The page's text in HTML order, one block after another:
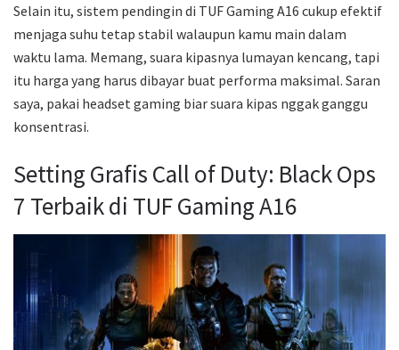
Selain itu, sistem pendingin di TUF Gaming A16 cukup efektif
menjaga suhu tetap stabil walaupun kamu main dalam
waktu lama. Memang, suara kipasnya lumayan kencang, tapi
itu harga yang harus dibayar buat performa maksimal. Saran
saya, pakai headset gaming biar suara kipas nggak ganggu
konsentrasi.
Setting Grafis Call of Duty: Black Ops
7 Terbaik di TUF Gaming A16